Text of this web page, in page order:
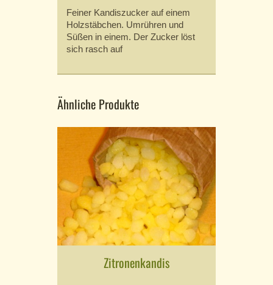
Feiner Kandiszucker auf einem
Holzstäbchen. Umrühren und
Süßen in einem. Der Zucker löst
sich rasch auf
Ähnliche Produkte
Zitronenkandis